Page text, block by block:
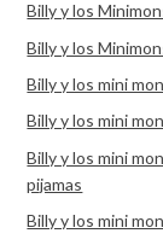
Billy y los
Billy y los
Billy y los mini
Billy y los mini
Billy y los mini
pijamas
Billy y los mini